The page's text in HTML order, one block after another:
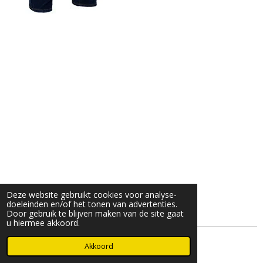
Deze website gebruikt cookies voor analyse-
doeleinden en/of het tonen van advertenties.
Door gebruik te blijven maken van de site gaat
u hiermee akkoord.
Akkoord
© 2025- 2026 Djöz mode